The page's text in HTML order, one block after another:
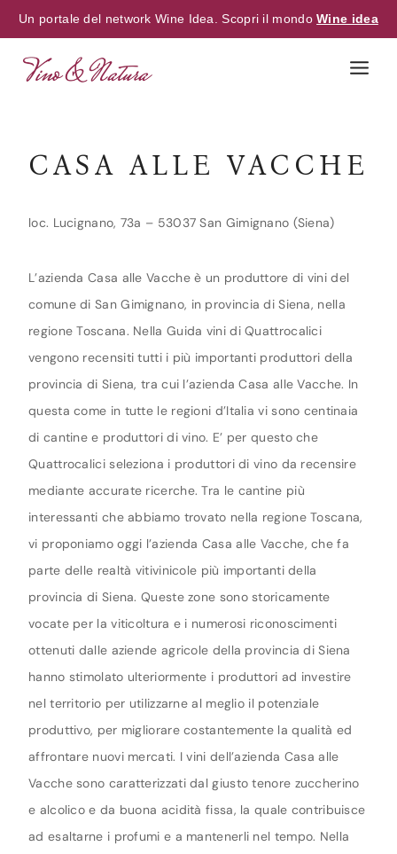
Un portale del network Wine Idea. Scopri il mondoWine idea
CASA ALLE VACCHE
loc. Lucignano, 73a – 53037 San Gimignano (Siena)
L’azienda Casa alle Vacche è un produttore di vini del
comune di San Gimignano, in provincia di Siena, nella
regione Toscana. Nella Guida vini di Quattrocalici
vengono recensiti tutti i più importanti produttori della
provincia di Siena, tra cui l’azienda Casa alle Vacche. In
questa come in tutte le regioni d’Italia vi sono centinaia
di cantine e produttori di vino. E’ per questo che
Quattrocalici seleziona i produttori di vino da recensire
mediante accurate ricerche. Tra le cantine più
interessanti che abbiamo trovato nella regione Toscana,
vi proponiamo oggi l’azienda Casa alle Vacche, che fa
parte delle realtà vitivinicole più importanti della
provincia di Siena. Queste zone sono storicamente
vocate per la viticoltura e i numerosi riconoscimenti
ottenuti dalle aziende agricole della provincia di Siena
hanno stimolato ulteriormente i produttori ad investire
nel territorio per utilizzarne al meglio il potenziale
produttivo, per migliorare costantemente la qualità ed
affrontare nuovi mercati. I vini dell’azienda Casa alle
Vacche sono caratterizzati dal giusto tenore zuccherino
e alcolico e da buona acidità fissa, la quale contribuisce
ad esaltarne i profumi e a mantenerli nel tempo. Nella